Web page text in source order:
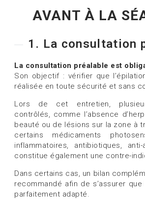
AVANT À LA
1. La consultation
La consultation préalable est
Son objectif : vérifier que
réalisée en toute sécurité et sans
Lors de cet entretien,
contrôlés, comme l’absence
beauté ou de lésions sur la zone à
certains médicaments
inflammatoires, antibiotiques,
constitue également une contre-
Dans certains cas, un bilan
recommandé afin de s’assurer
parfaitement adapté.